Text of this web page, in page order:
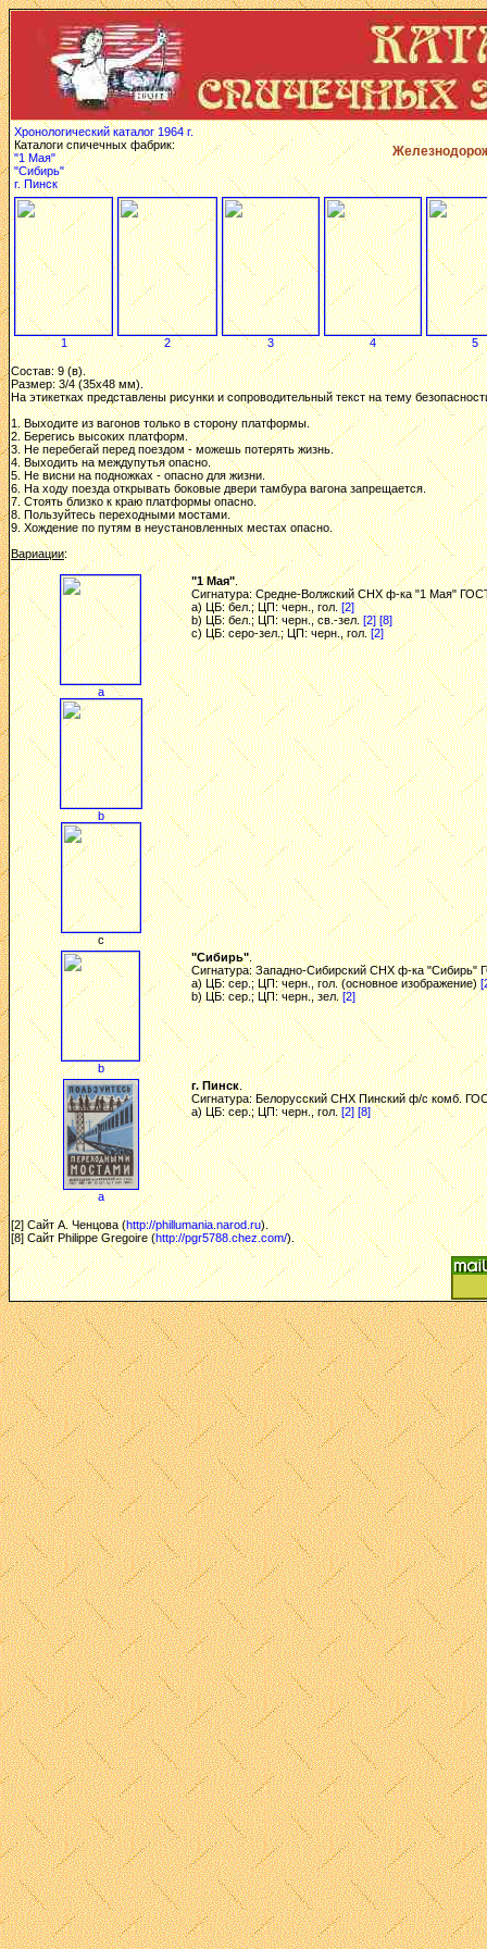
Хронологический каталог 1964 г.
Каталоги спичечных фабрик:
"1 Мая"
"Сибирь"
г. Пинск
1 2 3 4 5
Состав: 9 (в).
Размер: 3/4 (35х48 мм).
На этикетках представлены рисунки и сопроводительный текст на тему
1. Выходите из вагонов только в сторону платформы.
2. Берегись высоких платформ.
3. Не перебегай перед поездом - можешь потерять жизнь.
4. Выходить на междупутья опасно.
5. Не висни на подножках - опасно для жизни.
6. На ходу поезда открывать боковые двери тамбура вагона запрещается.
7. Стоять близко к краю платформы опасно.
8. Пользуйтесь переходными мостами.
9. Хождение по путям в неустановленных местах опасно.
Вариации:
a
b
c
"1 Мая".
Сигнатура: Средне-Волжский СНХ ф-ка "1 Мая"
a) ЦБ: бел.; ЦП: черн., гол.[2]
b) ЦБ: бел.; ЦП: черн., св.-зел.[2] [8]
c) ЦБ: серо-зел.; ЦП: черн., гол.[2]
b
"Сибирь".
Сигнатура: Западно-Сибирский СНХ ф-ка "Сибирь"
a) ЦБ: сер.; ЦП: черн., гол. (основное изображение)
b) ЦБ: сер.; ЦП: черн., зел.[2]
a
г. Пинск.
Сигнатура: Белорусский СНХ Пинский ф/с комб.
a) ЦБ: сер.; ЦП: черн., гол.[2] [8]
[2] Сайт А. Ченцова (http://phillumania.narod.ru).
[8] Сайт Philippe Gregoire (http://pgr5788.chez.com/).